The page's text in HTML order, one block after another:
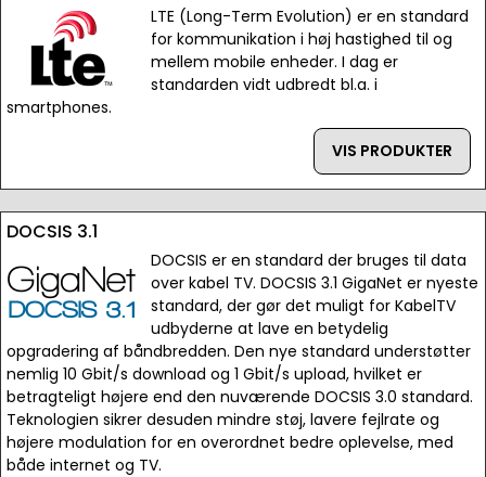
LTE (Long-Term Evolution) er en standard
for kommunikation i høj hastighed til og
mellem mobile enheder. I dag er
standarden vidt udbredt bl.a. i
smartphones.
VIS PRODUKTER
DOCSIS 3.1
DOCSIS er en standard der bruges til data
over kabel TV. DOCSIS 3.1 GigaNet er nyeste
standard, der gør det muligt for KabelTV
udbyderne at lave en betydelig
opgradering af båndbredden. Den nye standard understøtter
nemlig 10 Gbit/s download og 1 Gbit/s upload, hvilket er
betragteligt højere end den nuværende DOCSIS 3.0 standard.
Teknologien sikrer desuden mindre støj, lavere fejlrate og
højere modulation for en overordnet bedre oplevelse, med
både internet og TV.